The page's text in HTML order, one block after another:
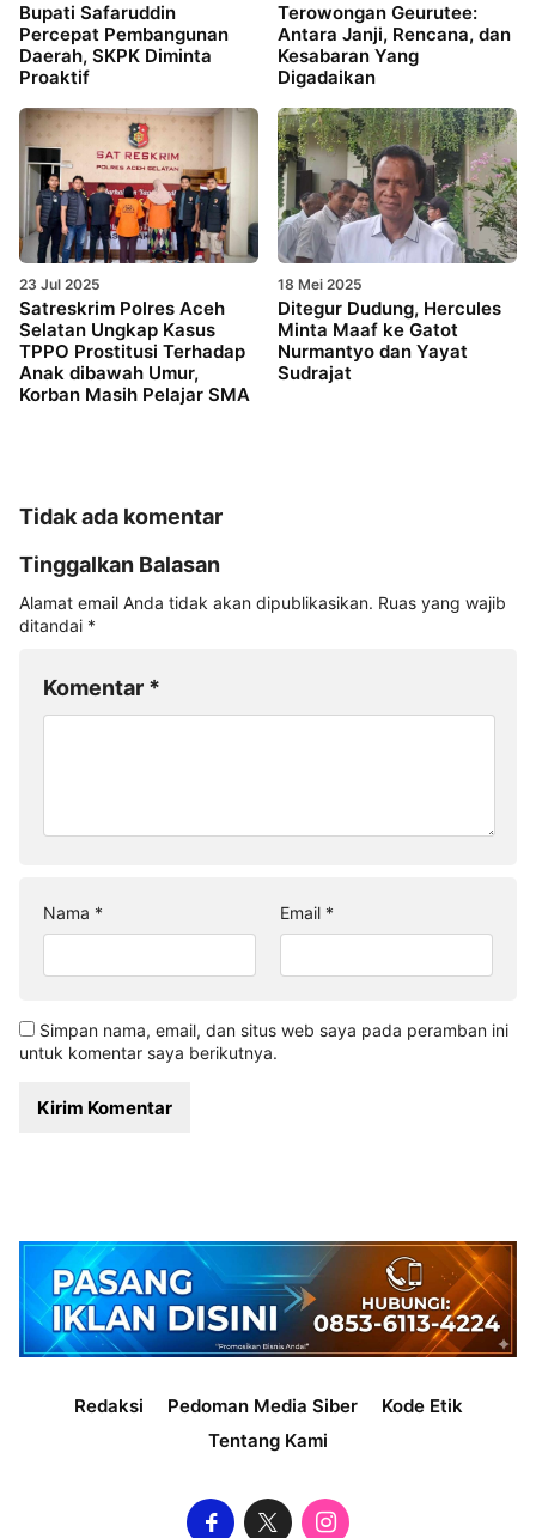
Bupati Safaruddin
Percepat Pembangunan
Daerah, SKPK Diminta
Proaktif
Terowongan Geurutee:
Antara Janji, Rencana, dan
Kesabaran Yang
Digadaikan
23 Jul 2025
Satreskrim Polres Aceh
Selatan Ungkap Kasus
TPPO Prostitusi Terhadap
Anak dibawah Umur,
Korban Masih Pelajar SMA
18 Mei 2025
Ditegur Dudung, Hercules
Minta Maaf ke Gatot
Nurmantyo dan Yayat
Sudrajat
Tidak ada komentar
Tinggalkan Balasan
Alamat email Anda tidak akan dipublikasikan. Ruas yang wajib
ditandai *
Komentar *
Nama * Email *
Simpan nama, email, dan situs web saya pada peramban ini
untuk komentar saya berikutnya.
Redaksi Pedoman Media Siber
Kode Etik
Tentang Kami